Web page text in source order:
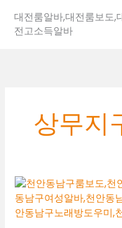
대전룸알바,대전룸보도,
전고소득알바
상무지
대
전
룸